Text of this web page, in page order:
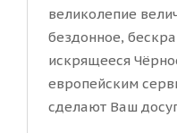
великолепие
бездонное,
искрящееся
европейским
сделают Ваш